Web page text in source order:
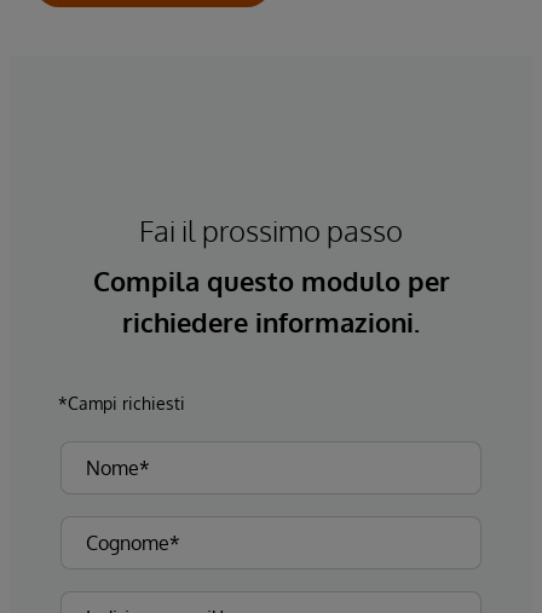
Fai il prossimo passo
Compila questo modulo per
richiedere informazioni.
*Campi richiesti